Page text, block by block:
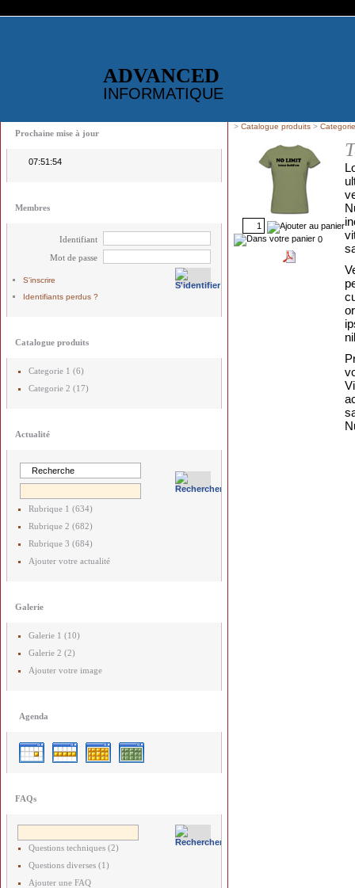
ADVANCED
INFORMATIQUE
Prochaine mise à jour
07:51:54
Membres
Identifiant
Mot de passe
S'inscrire
Identifiants perdus ?
Catalogue produits
Categorie 1 (6)
Categorie 2 (17)
Actualité
Rubrique 1 (634)
Rubrique 2 (682)
Rubrique 3 (684)
Ajouter votre actualité
Galerie
Galerie 1 (10)
Galerie 2 (2)
Ajouter votre image
Agenda
FAQs
Questions techniques (2)
Questions diverses (1)
Ajouter une FAQ
> Catalogue produits >
0